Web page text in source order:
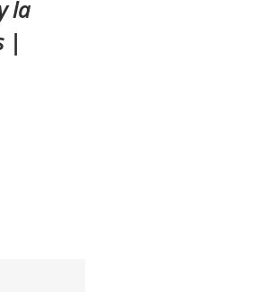
la
|